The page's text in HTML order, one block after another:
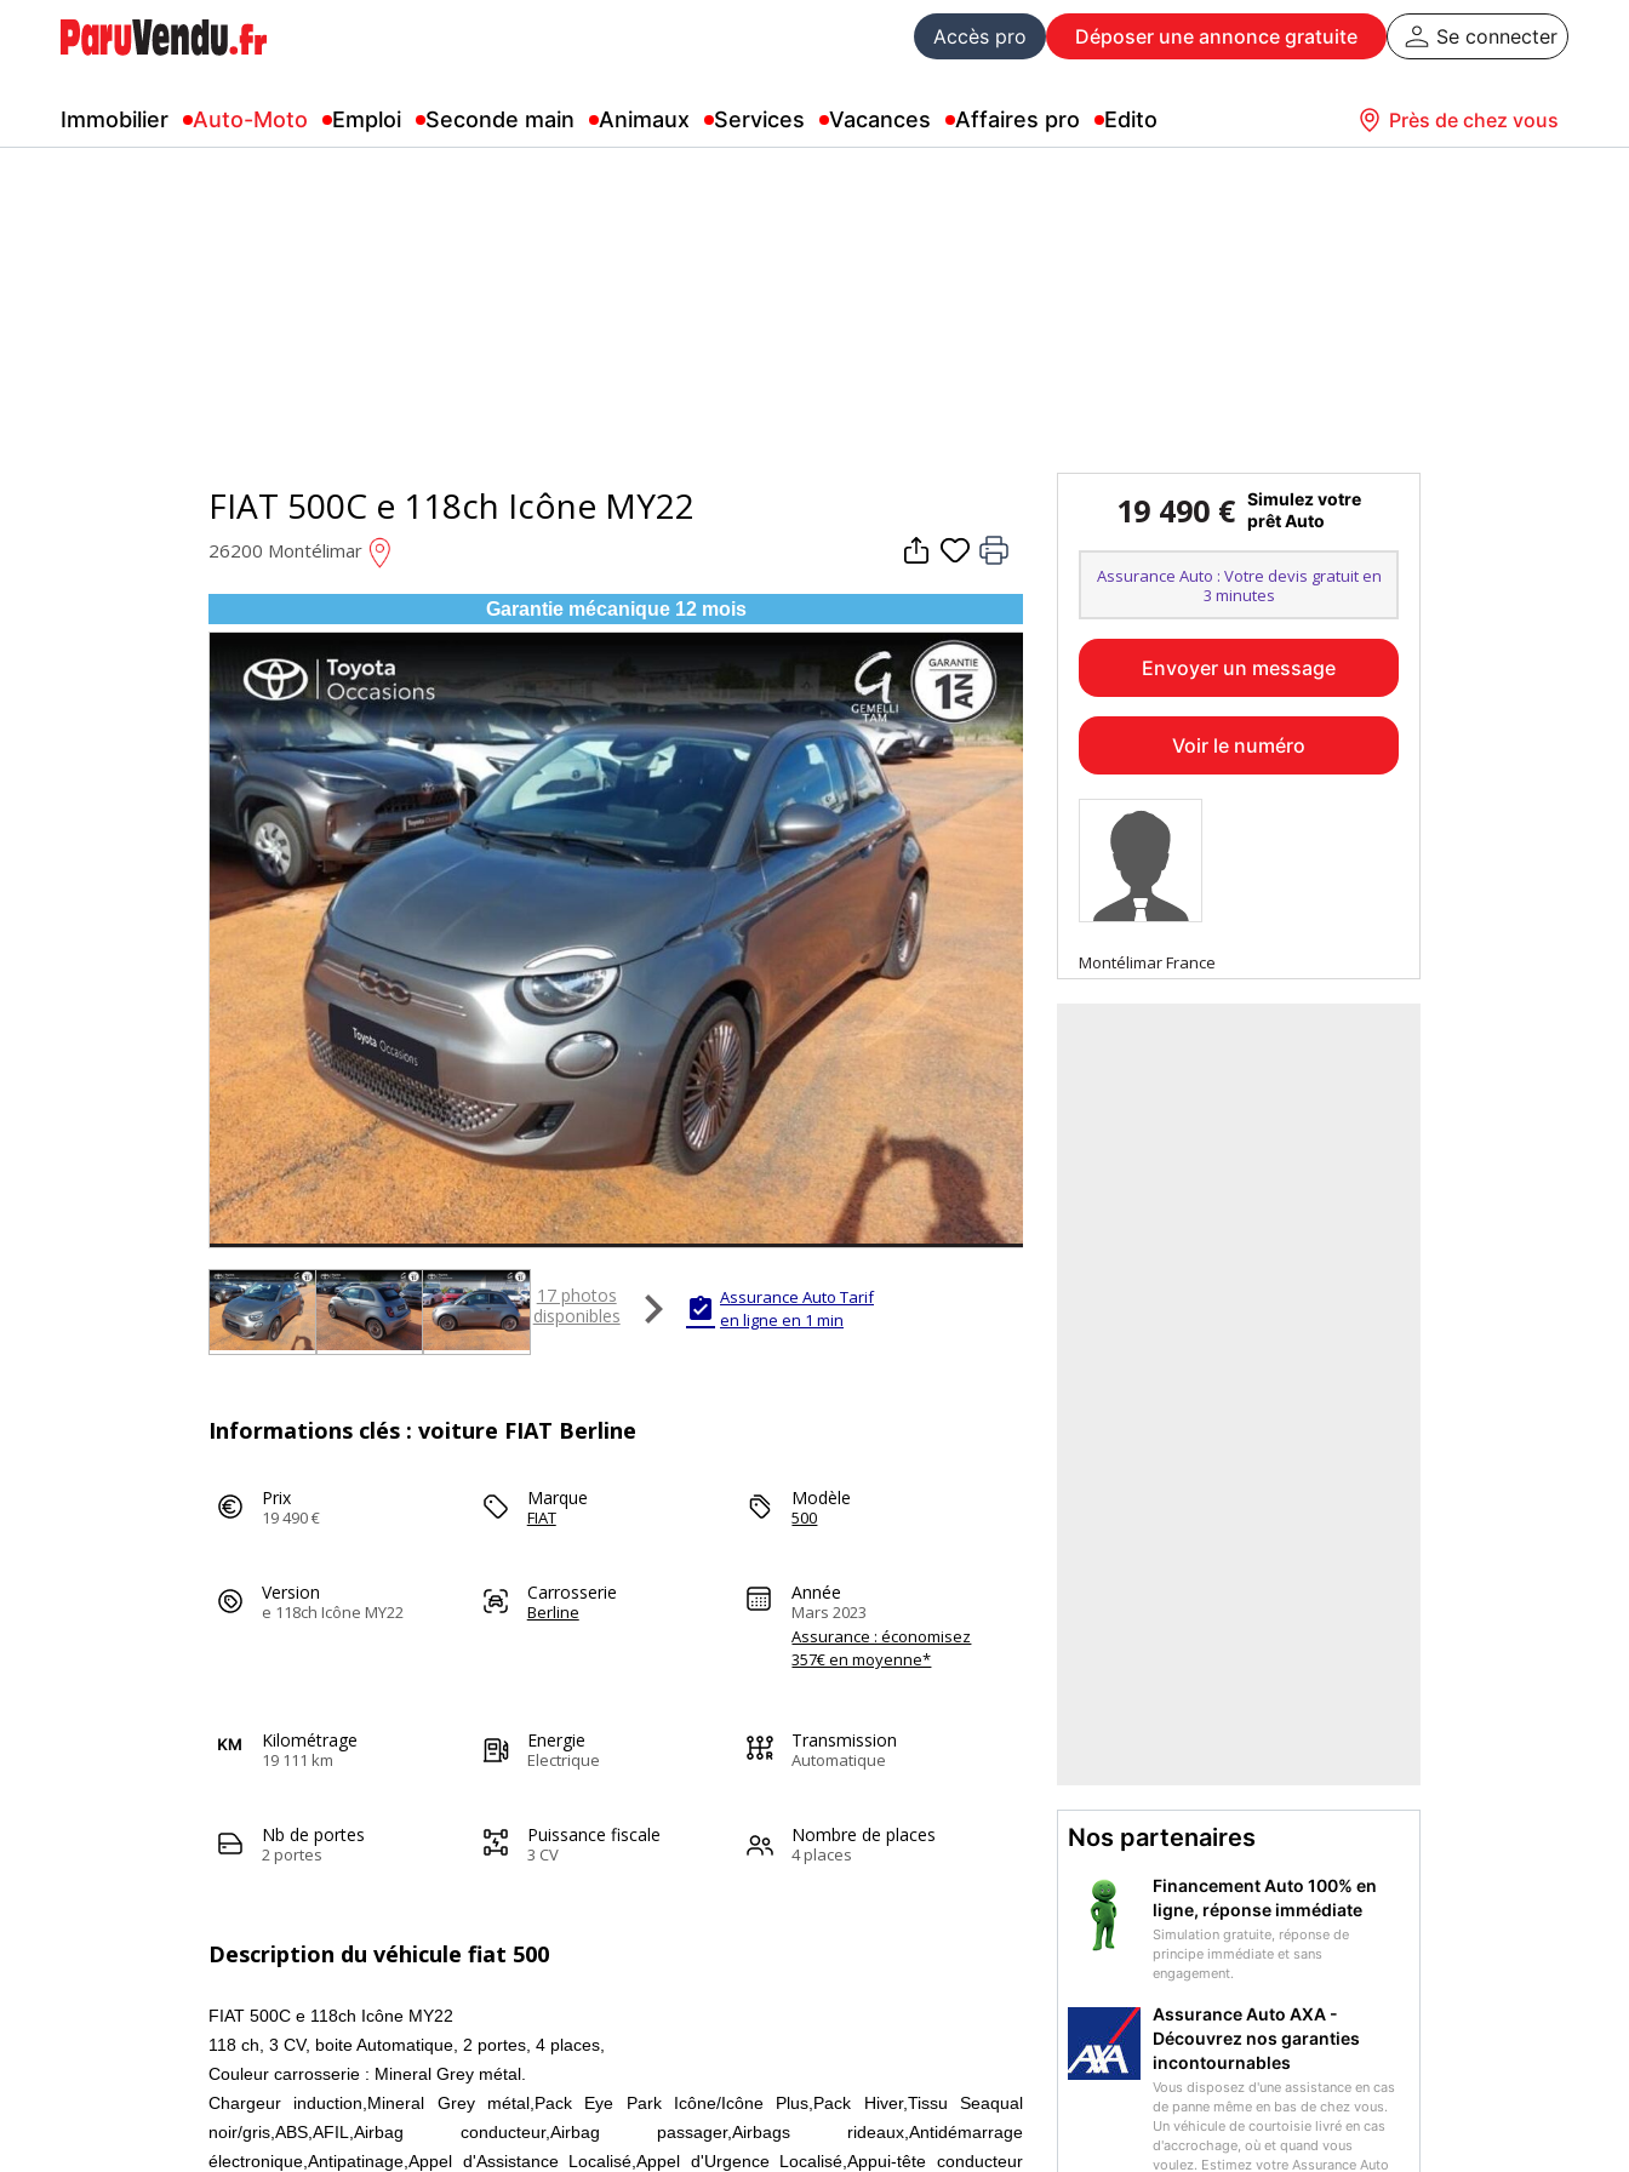
Accès pro Déposer une annonce gratuite Se connecter
Immobilier Auto-Moto Emploi Seconde main Animaux Services Vacances Affaires pro Edito Près de chez vous
FIAT 500C e 118ch Icône MY22
26200 Montélimar
Garantie mécanique 12 mois
17 photos
disponibles
  Assurance Auto Tarif
en ligne en 1 min
Informations clés : voiture FIAT Berline
Prix
19 490 €
Marque
FIAT
Modèle
500
Version
e 118ch Icône MY22
Carrosserie
Berline
Année
Mars 2023
Assurance : économisez
357€ en moyenne*
Kilométrage
19 111 km
Energie
Electrique
Transmission
Automatique
Nb de portes
2 portes
Puissance fiscale
3 CV
Nombre de places
4 places
Description du véhicule fiat 500
FIAT 500C e 118ch Icône MY22
118 ch, 3 CV, boite Automatique, 2 portes, 4 places,
Couleur carrosserie : Mineral Grey métal.
Chargeur induction,Mineral Grey métal,Pack Eye Park Icône/Icône Plus,Pack Hiver,Tissu Seaqual
noir/gris,ABS,AFIL,Airbag conducteur,Airbag passager,Airbags rideaux,Antidémarrage
électronique,Antipatinage,Appel d'Assistance Localisé,Appel d'Urgence Localisé,Appui-tête conducteur
19 490 € Simulez votre
prêt Auto
Assurance Auto : Votre devis gratuit en
3 minutes
Envoyer un message
Voir le numéro
Montélimar France
Nos partenaires
Financement Auto 100% en
ligne, réponse immédiate
Simulation gratuite, réponse de
principe immédiate et sans
engagement.
Assurance Auto AXA -
Découvrez nos garanties
incontournables
Vous disposez d'une assistance en cas
de panne même en bas de chez vous.
Un véhicule de courtoisie livré en cas
d'accrochage, où et quand vous
voulez. Estimez votre Assurance Auto